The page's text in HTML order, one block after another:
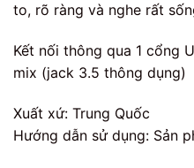
to, rõ ràng và nghe rất
Kết nối thông qua 1 cổng
mix (jack 3.5 thông dụng)
Xuất xứ: Trung Quốc
Hướng dẫn sử dụng: Sản